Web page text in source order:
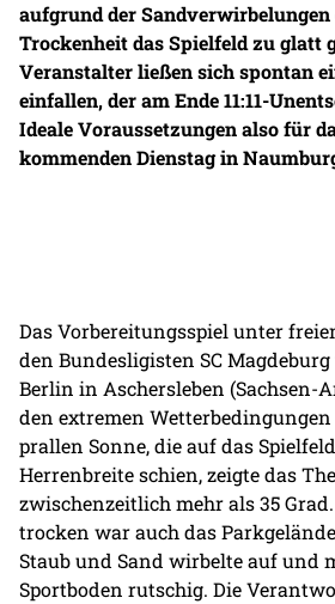
aufgrund der Sandverwirbelungen
Trockenheit das Spielfeld zu glatt
Veranstalter ließen sich spontan
einfallen, der am Ende 11:11-
Ideale Voraussetzungen also für
kommenden Dienstag in
Das Vorbereitungsspiel unter
den Bundesligisten SC
Berlin in Aschersleben (Sachsen-
den extremen
prallen Sonne, die auf das
Herrenbreite schien, zeigte das
zwischenzeitlich mehr als 35
trocken war auch das
Staub und Sand wirbelte auf und
Sportboden rutschig. Die